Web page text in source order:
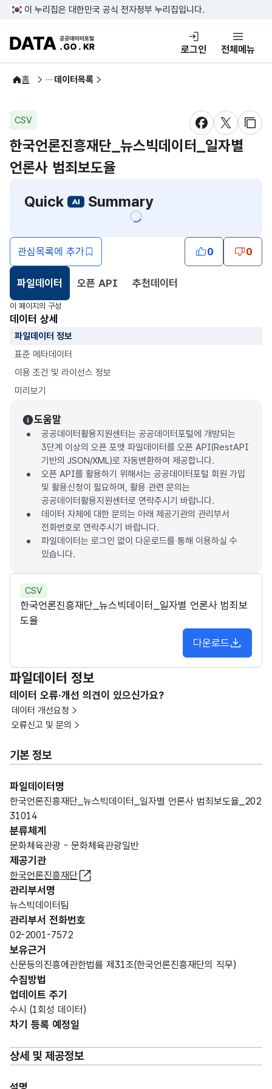
콘텐츠 바로가기
푸터 바로가기
이 누리집은 대한민국 공식 전자정부 누리집입니다.
DATA.GO.KR 공공데이터포털
로그인 전체메뉴
홈
공공데이터 데이터목록
CSV
새창 열림새창 열림
새창
한국언론진흥재단_뉴스빅데이터_일자별
언론사 범죄보도율
Quick
Summary
관심목록에 추가 0 0
파일데이터
선택됨
오픈 API 추천데이터
이 페이지의 구성
데이터 상세
파일데이터 정보
표준 메타데이터
이용 조건 및 라이선스 정보
미리보기
도움말
공공데이터활용지원센터는 공공데이터포털에 개방되는
3단계 이상의 오픈 포맷 파일데이터를 오픈 API(RestAPI
기반의 JSON/XML)로 자동변환하여 제공합니다.
오픈 API를 활용하기 위해서는 공공데이터포털 회원 가입
및 활용신청이 필요하며, 활용 관련 문의는
공공데이터활용지원센터로 연락주시기 바랍니다.
데이터 자체에 대한 문의는 아래 제공기관의 관리부서
전화번호로 연락주시기 바랍니다.
파일데이터는 로그인 없이 다운로드를 통해 이용하실 수
있습니다.
CSV
한국언론진흥재단_뉴스빅데이터_일자별 언론사 범죄보
도율
다운로드
파일데이터 정보
데이터 오류·개선 의견이 있으신가요?
데이터 개선요청
오류신고 및 문의
기본 정보
파일데이터명
한국언론진흥재단_뉴스빅데이터_일자별 언론사 범죄보도율_202
31014
분류체계
문화체육관광 - 문화체육관광일반
제공기관
한국언론진흥재단
관리부서명
뉴스빅데이터팀
관리부서 전화번호
02-2001-7572
보유근거
신문등의진흥에관한법률 제31조(한국언론진흥재단의 직무)
수집방법
업데이트 주기
수시 (1회성 데이터)
차기 등록 예정일
상세 및 제공정보